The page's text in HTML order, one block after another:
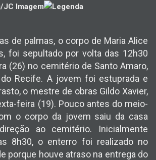
JC Imagem
de palmas, o corpo de Maria Alice
foi sepultado por volta das 12h30
(26) no cemitério de Santo Amaro,
do Recife. A jovem foi estuprada e
o mestre de obras Gildo Xavier,
feira (19). Pouco antes do meio-
o corpo da jovem saiu da casa
ao cemitério. Inicialmente
8h30, o enterro foi realizado no
porque houve atraso na entrega do